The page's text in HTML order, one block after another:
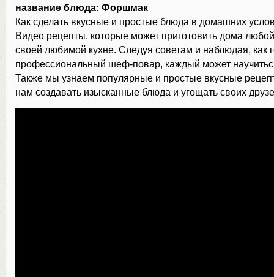
название блюда: Форшмак
Как сделать вкусные и простые блюда в домашних
Видео рецепты, которые может приготовить дома
своей любимой кухне. Следуя советам и наблюдая, как
профессиональный шеф-повар, каждый может
Также мы узнаем популярные и простые вкусные
нам создавать изысканные блюда и угощать своих